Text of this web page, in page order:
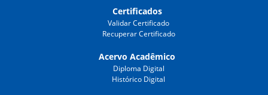
Certificados
Validar Certificado
Recuperar Certificado
Acervo Acadêmico
Diploma Digital
Histórico Digital